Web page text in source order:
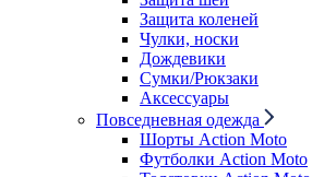
Защита коленей
Чулки, носки
Дождевики
Сумки/Рюкзаки
Аксессуары
Повседневная одежда
Шорты Action Moto
Футболки Action Moto